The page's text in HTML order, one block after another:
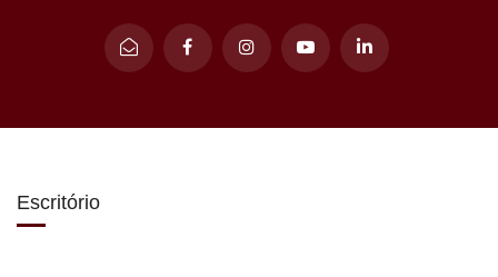
Escritório